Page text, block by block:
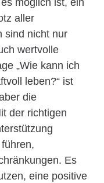
möglich ist, ein
aller
sind nicht nur
wertvolle
„Wie kann ich
leben?“ ist
die
der richtigen
Es
eine positive